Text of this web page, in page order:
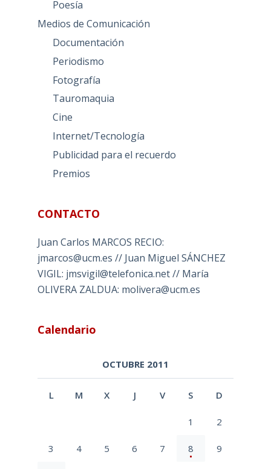
Poesía
Medios de Comunicación
Documentación
Periodismo
Fotografía
Tauromaquia
Cine
Internet/Tecnología
Publicidad para el recuerdo
Premios
CONTACTO
Juan Carlos MARCOS RECIO:
jmarcos@ucm.es // Juan Miguel SÁNCHEZ
VIGIL: jmsvigil@telefonica.net // María
OLIVERA ZALDUA: molivera@ucm.es
Calendario
OCTUBRE 2011
L M X J V S D
1 2
3 4 5 6 7 8 9